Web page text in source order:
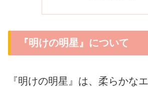
『明けの明星』について
『明けの明星』は、柔らかな